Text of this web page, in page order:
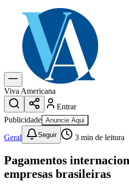
Explore Tudo
Últimas Notícias
Previsão do Tempo
Dia a Dia & Lazer
Gastronomia
Cinema & Shows
Para Sua Empresa
Anuncie no Portal
Cadastrar Empresa
Divulgar VagasNovo
Publicidade Legal
Eleições
Segurança
Saúde
Viva Americana
Entrar
Publicidade Anuncie Aqui
Geral Seguir 3 min de leitura
Pagamentos
empresas brasileiras